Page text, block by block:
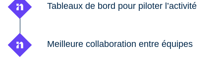
Tableaux de bord pour piloter l’activité
Meilleure collaboration entre équipes